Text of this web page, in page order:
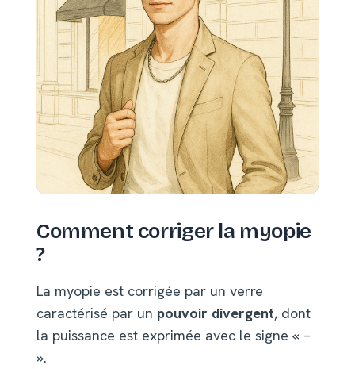
Comment corriger la myopie
?
La myopie est corrigée par un verre
caractérisé par un pouvoir divergent, dont
la puissance est exprimée avec le signe « –
».